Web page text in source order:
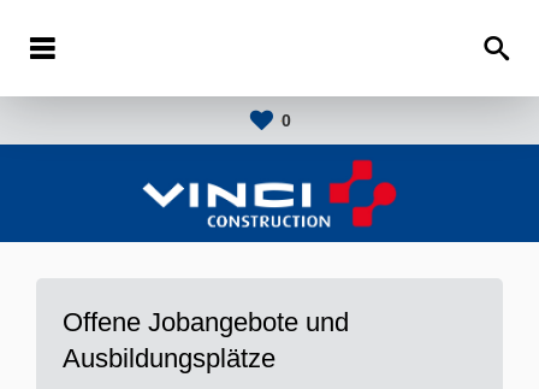
0
Offene Jobangebote und
Ausbildungsplätze